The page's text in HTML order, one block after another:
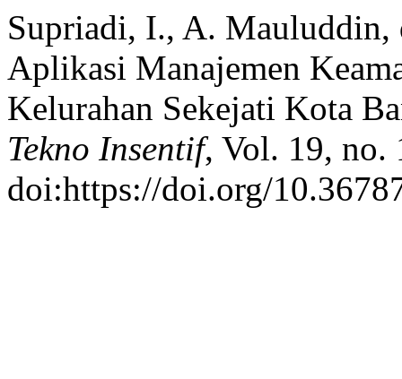
Supriadi, I., A. Mauluddin,
Aplikasi Manajemen
Kelurahan Sekejati Kota
Tekno Insentif, Vol. 19, no.
doi:https://doi.org/